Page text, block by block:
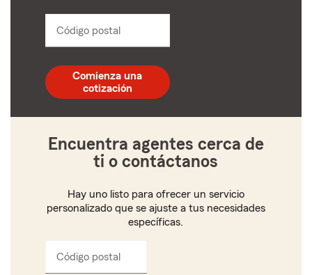
Código postal
postal
de
5
Comienza una
cotización
Encuentra agentes cerca de
ti o contáctanos
Hay uno listo para ofrecer un servicio
personalizado que se ajuste a tus necesidades
específicas.
Código postal